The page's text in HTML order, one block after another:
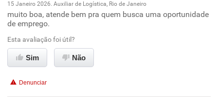
Recomenda a diretoria
Oportunidade de promoção
Ambiente de trabalho
Conciliação com a vida familiar
15 Janeiro 2026. Auxiliar de Logística, Rio de Janeiro
muito boa, atende bem pra quem busca uma oportunidade
de emprego.
Esta avaliação foi útil?
Sim Não
Denunciar